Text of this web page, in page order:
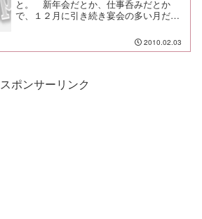
と。 新年会だとか、仕事呑みだとか
で、１２月に引き続き宴会の多い月だっ
０９／１２ ７７ｋｍ２００９／１
１ １５７ｋｍ２００９／１０ １１５
2010.02.03
スポンサーリンク